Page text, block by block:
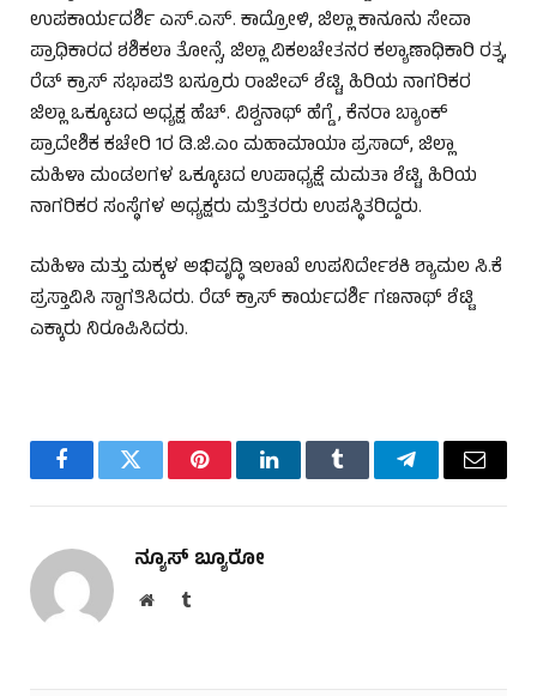
ಉಪಕಾರ್ಯದರ್ಶಿ ಎಸ್.ಎಸ್. ಕಾದ್ರೋಳಿ, ಜಿಲ್ಲಾ ಕಾನೂನು ಸೇವಾ
ಪ್ರಾಧಿಕಾರದ ಶಶಿಕಲಾ ತೋನ್ಸೆ, ಜಿಲ್ಲಾ ವಿಕಲಚೇತನರ ಕಲ್ಯಾಣಾಧಿಕಾರಿ ರತ್ನ,
ರೆಡ್ ಕ್ರಾಸ್ ಸಭಾಪತಿ ಬಸ್ರೂರು ರಾಜೀವ್ ಶೆಟ್ಟಿ, ಹಿರಿಯ ನಾಗರಿಕರ
ಜಿಲ್ಲಾ ಒಕ್ಕೂಟದ ಅಧ್ಯಕ್ಷ ಹೆಚ್. ವಿಶ್ವನಾಥ್ ಹೆಗ್ಡೆ , ಕೆನರಾ ಬ್ಯಾಂಕ್
ಪ್ರಾದೇಶಿಕ ಕಚೇರಿ 1ರ ಡಿ.ಜಿ.ಎಂ ಮಹಾಮಾಯಾ ಪ್ರಸಾದ್, ಜಿಲ್ಲಾ
ಮಹಿಳಾ ಮಂಡಲಗಳ ಒಕ್ಕೂಟದ ಉಪಾಧ್ಯಕ್ಷೆ ಮಮತಾ ಶೆಟ್ಟಿ, ಹಿರಿಯ
ನಾಗರಿಕರ ಸಂಸ್ಥೆಗಳ ಅಧ್ಯಕ್ಷರು ಮತ್ತಿತರರು ಉಪಸ್ಥಿತರಿದ್ದರು.
ಮಹಿಳಾ ಮತ್ತು ಮಕ್ಕಳ ಅಭಿವೃದ್ಧಿ ಇಲಾಖೆ ಉಪನಿರ್ದೇಶಕಿ ಶ್ಯಾಮಲ ಸಿ.ಕೆ
ಪ್ರಸ್ತಾವಿಸಿ ಸ್ವಾಗತಿಸಿದರು. ರೆಡ್ ಕ್ರಾಸ್ ಕಾರ್ಯದರ್ಶಿ ಗಣನಾಥ್ ಶೆಟ್ಟಿ
ಎಕ್ಕಾರು ನಿರೂಪಿಸಿದರು.
FacebookTwitter PinterestLinkedInTumblr TelegramEmail
ನ್ಯೂಸ್ ಬ್ಯೂರೋ
WebsiteTumblr